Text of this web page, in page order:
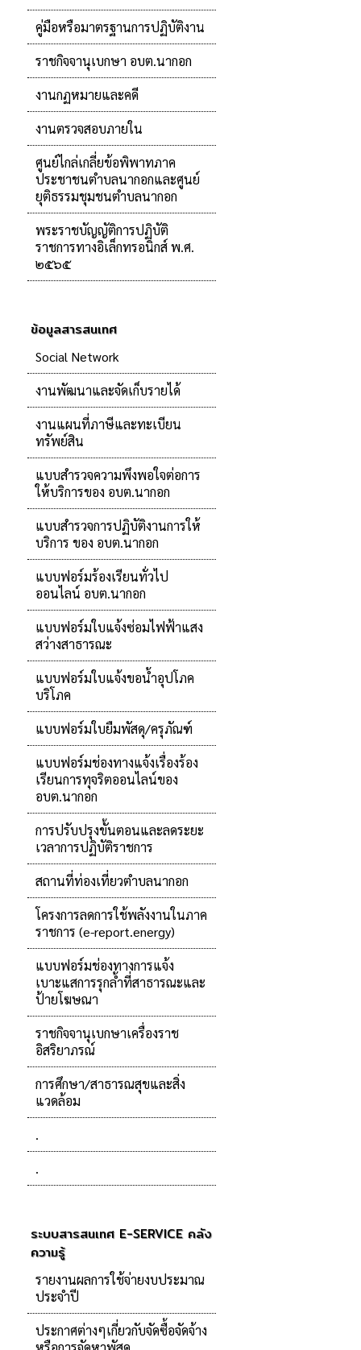
คู่มือหรือมาตรฐานการปฏิบัติงาน
ราชกิจจานุเบกษา อบต.นากอก
งานกฏหมายและคดี
งานตรวจสอบภายใน
ศูนย์ไกล่เกลี่ยข้อพิพาทภาค
ประชาชนตำบลนากอกและศูนย์
ยุติธรรมชุมชนตำบลนากอก
พระราชบัญญัติการปฏิบัติ
ราชการทางอิเล็กทรอนิกส์ พ.ศ.
๒๕๖๕
ข้อมูลสารสนเทศ
Social Network
งานพัฒนาและจัดเก็บรายได้
งานแผนที่ภาษีและทะเบียน
ทรัพย์สิน
แบบสำรวจความพึงพอใจต่อการ
ให้บริการของ อบต.นากอก
แบบสำรวจการปฏิบัติงานการให้
บริการ ของ อบต.นากอก
แบบฟอร์มร้องเรียนทั่วไป
ออนไลน์ อบต.นากอก
แบบฟอร์มใบแจ้งซ่อมไฟฟ้าแสง
สว่างสาธารณะ
แบบฟอร์มใบแจ้งขอน้ำอุปโภค
บริโภค
แบบฟอร์มใบยืมพัสดุ/ครุภัณฑ์
แบบฟอร์มช่องทางแจ้งเรื่องร้อง
เรียนการทุจริตออนไลน์ของ
อบต.นากอก
การปรับปรุงขั้นตอนและลดระยะ
เวลาการปฏิบัติราชการ
สถานที่ท่องเที่ยวตำบลนากอก
โครงการลดการใช้พลังงานในภาค
ราชการ (e-report.energy)
แบบฟอร์มช่องทางการแจ้ง
เบาะแสการรุกล้ำที่สาธารณะและ
ป้ายโฆษณา
ราชกิจจานุเบกษาเครื่องราช
อิสริยาภรณ์
การศึกษา/สาธารณสุขและสิ่ง
แวดล้อม
.
.
ระบบสารสนเทศ E-SERVICE คลัง
ความรู้
รายงานผลการใช้จ่ายงบประมาณ
ประจำปี
ประกาศต่างๆเกี่ยวกับจัดซื้อจัดจ้าง